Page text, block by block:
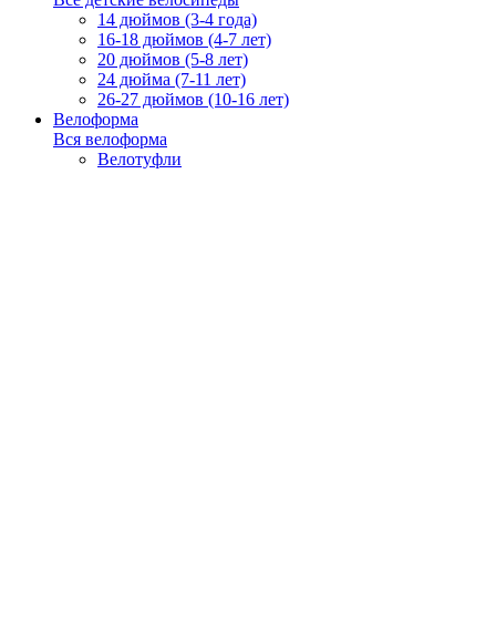
14 дюймов (3-4 года)
16-18 дюймов (4-7 лет)
20 дюймов (5-8 лет)
24 дюйма (7-11 лет)
26-27 дюймов (10-16 лет)
Велоформа
Вся велоформа
Велотуфли